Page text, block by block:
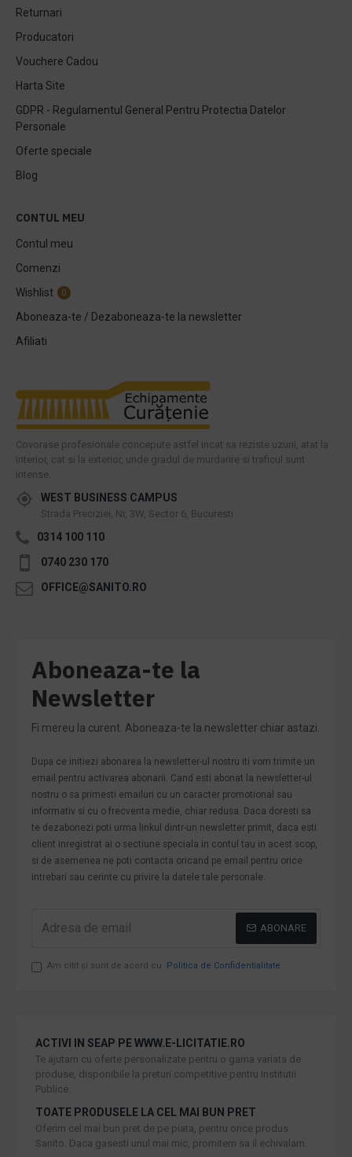
Returnari
Producatori
Vouchere Cadou
Harta Site
GDPR - Regulamentul General Pentru Protectia Datelor
Personale
Oferte speciale
Blog
CONTUL MEU
Contul meu
Comenzi
Wishlist
0
Aboneaza-te / Dezaboneaza-te la newsletter
Afiliati
Covorase profesionale concepute astfel incat sa reziste uzurii, atat la
interior, cat si la exterior, unde gradul de murdarire si traficul sunt
intense.
WEST BUSINESS CAMPUS
Strada Preciziei, Nr, 3W, Sector 6, Bucuresti
0314 100 110
0740 230 170
OFFICE@SANITO.RO
Aboneaza-te la
Newsletter
Fi mereu la curent. Aboneaza-te la newsletter chiar astazi.
Dupa ce initiezi abonarea la newsletter-ul nostru iti vom trimite un
email pentru activarea abonarii. Cand esti abonat la newsletter-ul
nostru o sa primesti emailuri cu un caracter promotional sau
informativ si cu o frecventa medie, chiar redusa. Daca doresti sa
te dezabonezi poti urma linkul dintr-un newsletter primit, daca esti
client inregistrat ai o sectiune speciala in contul tau in acest scop,
si de asemenea ne poti contacta oricand pe email pentru orice
intrebari sau cerinte cu privire la datele tale personale.
ABONARE
Am citit şi sunt de acord cu Politica de Confidentialitate
ACTIVI IN SEAP PE WWW.E-LICITATIE.RO
Te ajutam cu oferte personalizate pentru o gama variata de
produse, disponibile la preturi competitive pentru Institutii
Publice.
TOATE PRODUSELE LA CEL MAI BUN PRET
Oferim cel mai bun pret de pe piata, pentru orice produs
Sanito. Daca gasesti unul mai mic, promitem sa il echivalam.